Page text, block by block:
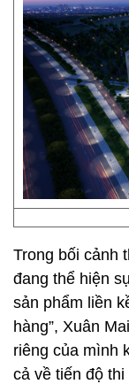
Trong bối cảnh
đang thể hiện
sản phẩm liền
hàng”, Xuân
riêng của mình
cả về tiến độ